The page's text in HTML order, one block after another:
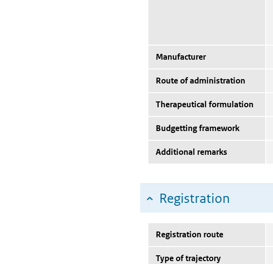
Manufacturer
Route of administration
Therapeutical formulation
Budgetting framework
Additional remarks
Registration
Registration route
Type of trajectory